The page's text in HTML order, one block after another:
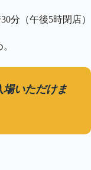
分（午後5時閉店）
場いただけま